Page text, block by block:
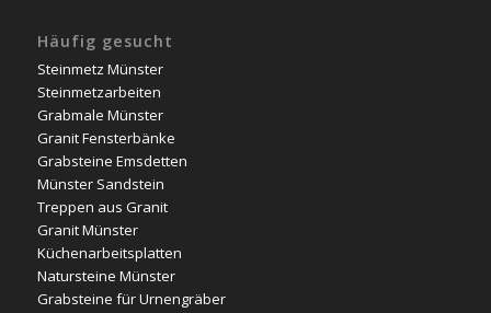
Häufig gesucht
Steinmetz Münster
Steinmetzarbeiten
Grabmale Münster
Granit Fensterbänke
Grabsteine Emsdetten
Münster Sandstein
Treppen aus Granit
Granit Münster
Küchenarbeitsplatten
Natursteine Münster
Grabsteine für Urnengräber